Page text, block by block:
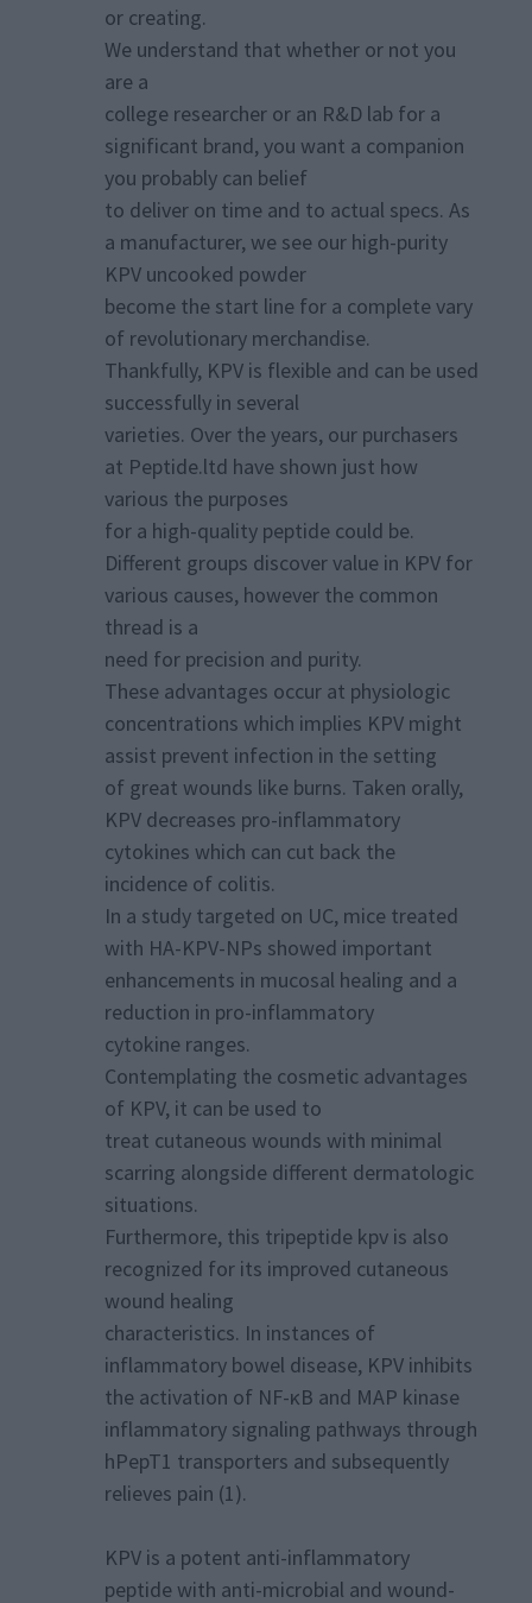
or creating.
We understand that whether or not you
are a
college researcher or an R&D lab for a
significant brand, you want a companion
you probably can belief
to deliver on time and to actual specs. As
a manufacturer, we see our high-purity
KPV uncooked powder
become the start line for a complete vary
of revolutionary merchandise.
Thankfully, KPV is flexible and can be used
successfully in several
varieties. Over the years, our purchasers
at Peptide.ltd have shown just how
various the purposes
for a high-quality peptide could be.
Different groups discover value in KPV for
various causes, however the common
thread is a
need for precision and purity.
These advantages occur at physiologic
concentrations which implies KPV might
assist prevent infection in the setting
of great wounds like burns. Taken orally,
KPV decreases pro-inflammatory
cytokines which can cut back the
incidence of colitis.
In a study targeted on UC, mice treated
with HA-KPV-NPs showed important
enhancements in mucosal healing and a
reduction in pro-inflammatory
cytokine ranges.
Contemplating the cosmetic advantages
of KPV, it can be used to
treat cutaneous wounds with minimal
scarring alongside different dermatologic
situations.
Furthermore, this tripeptide kpv is also
recognized for its improved cutaneous
wound healing
characteristics. In instances of
inflammatory bowel disease, KPV inhibits
the activation of NF-κB and MAP kinase
inflammatory signaling pathways through
hPepT1 transporters and subsequently
relieves pain (1).
KPV is a potent anti-inflammatory
peptide with anti-microbial and wound-